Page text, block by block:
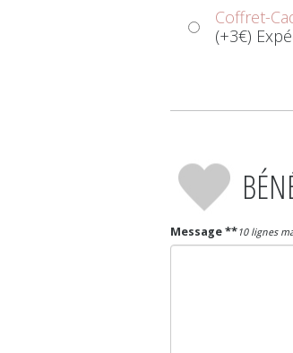
Coffret-
(+3€)
Message **10 lignes